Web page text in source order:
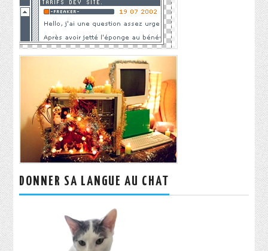
DONNER SA LANGUE AU CHAT